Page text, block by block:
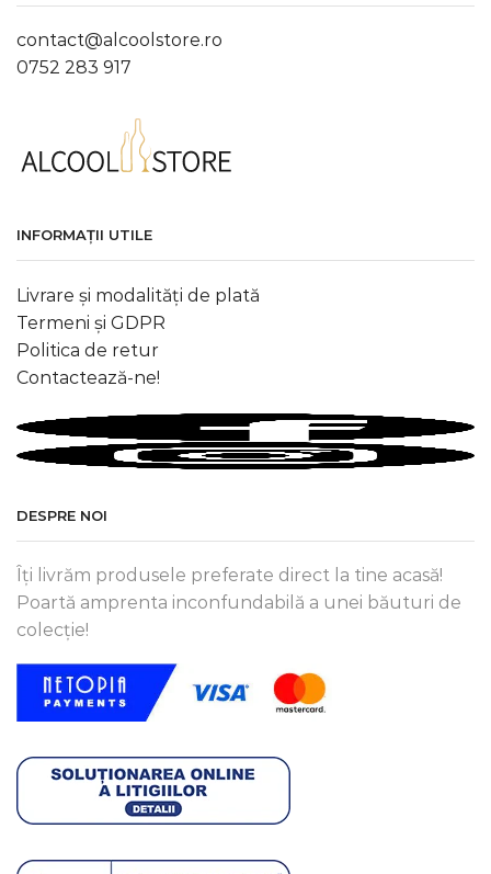
contact@alcoolstore.ro
0752 283 917
INFORMAȚII UTILE
Livrare și modalități de plată
Termeni și GDPR
Politica de retur
Contactează-ne!
DESPRE NOI
Îți livrăm produsele preferate direct la tine acasă!
Poartă amprenta inconfundabilă a unei băuturi de
colecție!